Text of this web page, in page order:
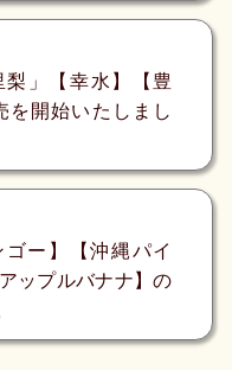
」【幸水】【豊
を開始いたしまし
ー】【沖縄パイ
ップルバナナ】の